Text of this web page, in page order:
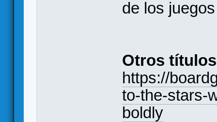
de los
Otros
https://
to-the-stars-
boldly